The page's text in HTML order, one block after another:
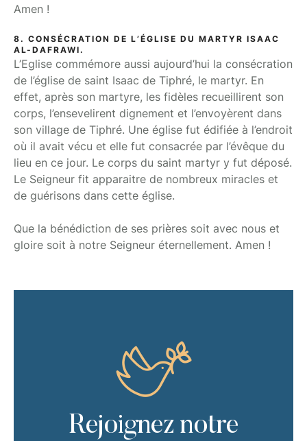
Amen !
8. CONSÉCRATION DE L’ÉGLISE DU MARTYR ISAAC
AL-DAFRAWI.
L’Eglise commémore aussi aujourd’hui la consécration
de l’église de saint Isaac de Tiphré, le martyr. En
effet, après son martyre, les fidèles recueillirent son
corps, l’ensevelirent dignement et l’envoyèrent dans
son village de Tiphré. Une église fut édifiée à l’endroit
où il avait vécu et elle fut consacrée par l’évêque du
lieu en ce jour. Le corps du saint martyr y fut déposé.
Le Seigneur fit apparaitre de nombreux miracles et
de guérisons dans cette église.
Que la bénédiction de ses prières soit avec nous et
gloire soit à notre Seigneur éternellement. Amen !
Rejoignez notre